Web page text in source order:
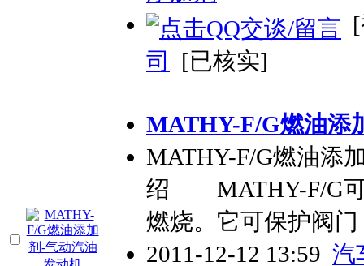
司
[已核实]
MATHY-F/G燃油添
MATHY-F/G燃油添
绍 MATHY-F/G可
燃烧。它可保护阀
2011-12-12 13:59 汽